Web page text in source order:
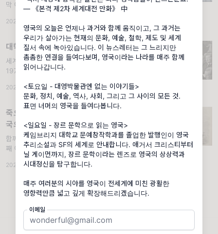
― 《본격 제2차 세계대전 만화》 中
영국의 오늘은 언제나 과거와 함께 움직이고, 그 과거는
우리가 살아가는 현재의 문화, 예술, 철학, 제도 및 세계
질서 속에 녹아있습니다. 이 뉴스레터는 그 느리지만
촘촘한 연결을 들여다보며, 영국이라는 나라를 매주 함께
읽어나갑니다.
<토요일 - 대영박물관엔 없는 이야기들>
문화, 정치, 예술, 역사, 사회, 그리고 그 사이의 모든 것.
표면 너머의 영국을 들여다봅니다.
<일요일 - 장르 문학으로 읽는 영국>
케임브리지 대학교 문예창작학과를 졸업한 발행인이 영국
추리소설과 SF의 세계로 안내합니다. 애거서 크리스티부터
닐 게이먼까지, 장르 문학이라는 렌즈로 영국의 상상력과
시대정신을 탐구합니다.
매주 여러분의 시야를 영국이 전세계에 미친 광활한
영향력만큼 넓고 깊게 확장해드리겠습니다.
이메일
막 이야기. 2020년 6월 7일 일요일 오후, 영국
브리스틀(Bristol) 도심 한복판에 군중이 모였
다. 처음에는 여느 시위 장면처럼 보였다. 사람
들은 구호를 외쳤고, 휴대전화를 들어 현장
2026.05.24
대학의 문을 부순 사람들
세계 최초의 방통대가 영국에서 탄생한 이유.
1971년 1월의 어느 새벽, 영국 곳곳의 집집마
직 오전 6시를 가리키고 있었다. 화면 속에 펼
쳐진 것은 드라마도, 아침 뉴스도 아니었
2026.06.13 · 대영박물관엔 없는 이야기들 · 조회 301
죽으러 간 영웅들, 프랭클린 원정대와 영
국의 북극 집착
함께 읽는 영국 SF소설 『시간관리국』, 첫번
째 이야기. 칼리안 브래들리의 소설 『시간관
리국』는 어딘가 비현실적이면서도 묘하게 설
득력을 지닌 가정에서 출발한다. 영국 정부가
지 않은 채, 은밀히
2026.05.03 · 장르 문학으로 읽는 영국